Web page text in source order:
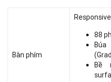
Bàn phím
88
Bề